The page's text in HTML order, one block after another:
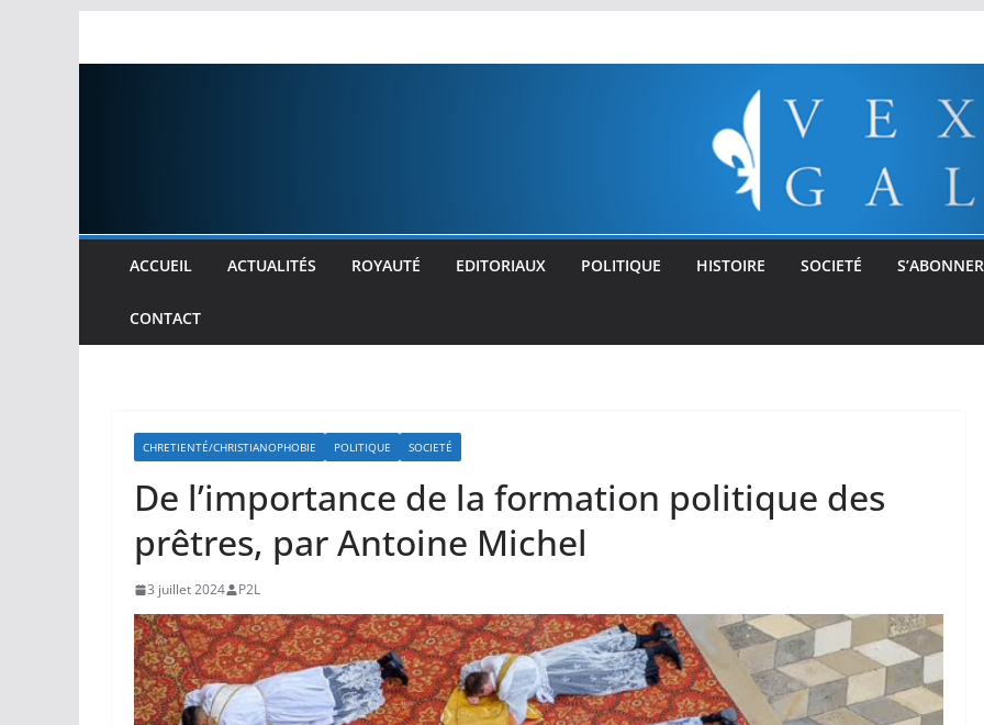
ACCUEIL ACTUALITÉS ROYAUTÉ EDITORIAUX POLITIQUE HISTOIRE SOCIETÉ
CONTACT
CHRETIENTÉ/CHRISTIANOPHOBIE POLITIQUE SOCIETÉ
De l’importance de la formation politique des
prêtres, par Antoine Michel
3 juillet 2024 P2L